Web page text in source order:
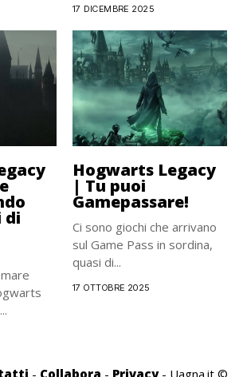
17 DICEMBRE 2025
di
Hogwarts Legacy
| Tu puoi
Gamepassare!
Ci sono giochi che arrivano
sul Game Pass in sordina,
quasi di...
17 OTTOBRE 2025